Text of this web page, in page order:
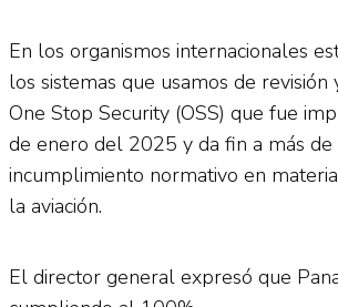
En los organismos internacionales
los sistemas que usamos de
One Stop Security (OSS) que fue
de enero del 2025 y da fin a más de
incumplimiento normativo en
la aviación.
El director general expresó que